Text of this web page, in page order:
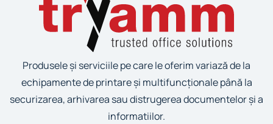
Produsele și serviciile pe care le oferim variază de la
echipamente de printare și multifuncționale până la
securizarea, arhivarea sau distrugerea documentelor și a
informatiilor.